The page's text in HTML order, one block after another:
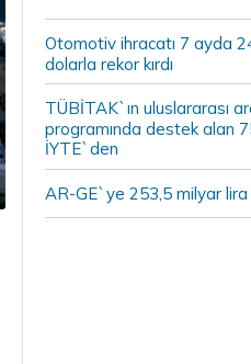
Otomotiv ihracatı 7 ayda
dolarla rekor kırdı
TÜBİTAK`ın uluslararası
programında destek alan
İYTE`den
AR-GE`ye 253,5 milyar lira